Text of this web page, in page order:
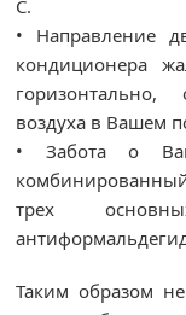
С.
• Направление
кондиционера
воздуха в Вашем
• Забота о
трех
Таким образом